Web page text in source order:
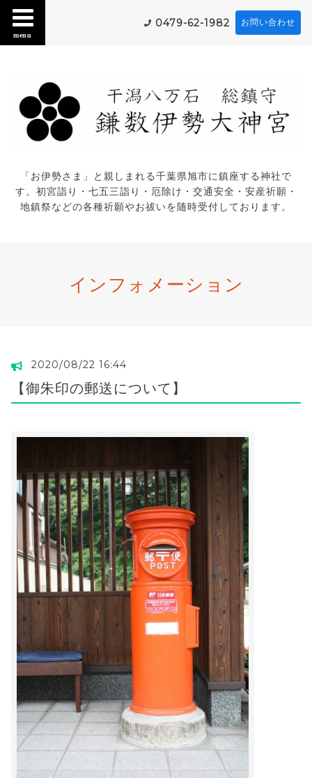
menu
0479-62-1982 お問い合わせ
「お伊勢さま」と親しまれる千葉県旭市に鎮座する神社で
す。初宮詣り・七五三詣り・厄除け・交通安全・安産祈願・
地鎮祭などの各種祈願やお祓いを随時受付しております。
インフォメーション
2020/08/22 16:44
【御朱印の郵送について】